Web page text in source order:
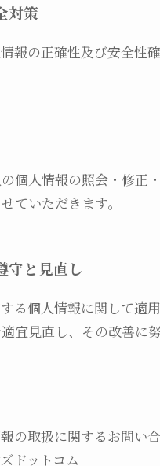
対策
報の正確性及び安全性
個人情報の照会・修正
ていただきます。
守と見直し
る個人情報に関して適
宜見直し、その改善に努
の取扱に関するお問い
ドットコム